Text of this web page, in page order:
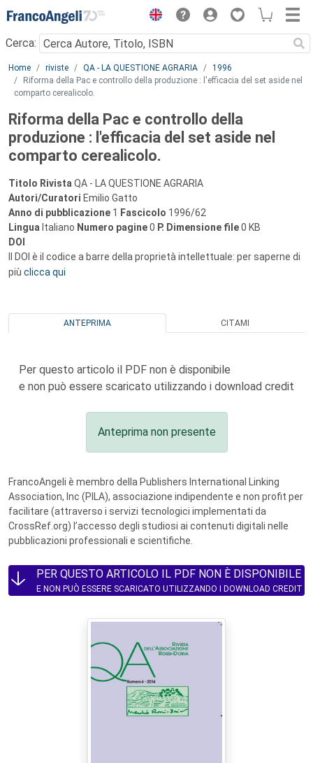
Menu
Cerca:
Main content
Home riviste QA - LA QUESTIONE AGRARIA
1996
Riforma della Pac e controllo della produzione : l'efficacia del set aside nel
comparto cerealicolo.
Riforma della Pac e controllo della
produzione : l'efficacia del set aside nel
comparto cerealicolo.
Titolo Rivista QA - LA QUESTIONE AGRARIA
Autori/Curatori Emilio Gatto
Anno di pubblicazione 1 Fascicolo 1996/62
Lingua Italiano Numero pagine0 P. Dimensione file0 KB
DOI
Il DOI è il codice a barre della proprietà intellettuale: per saperne di
più clicca qui
ANTEPRIMA CITAMI
Per questo articolo il PDF non è disponibile
e non può essere scaricato utilizzando i download credit
Anteprima non presente
FrancoAngeli è membro della Publishers International Linking
Association, Inc (PILA), associazione indipendente e non profit per
facilitare (attraverso i servizi tecnologici implementati da
CrossRef.org) l’accesso degli studiosi ai contenuti digitali nelle
pubblicazioni professionali e scientifiche.
PER QUESTO ARTICOLO IL PDF NON È DISPONIBILE
E NON PUÒ ESSERE SCARICATO UTILIZZANDO I DOWNLOAD CREDIT